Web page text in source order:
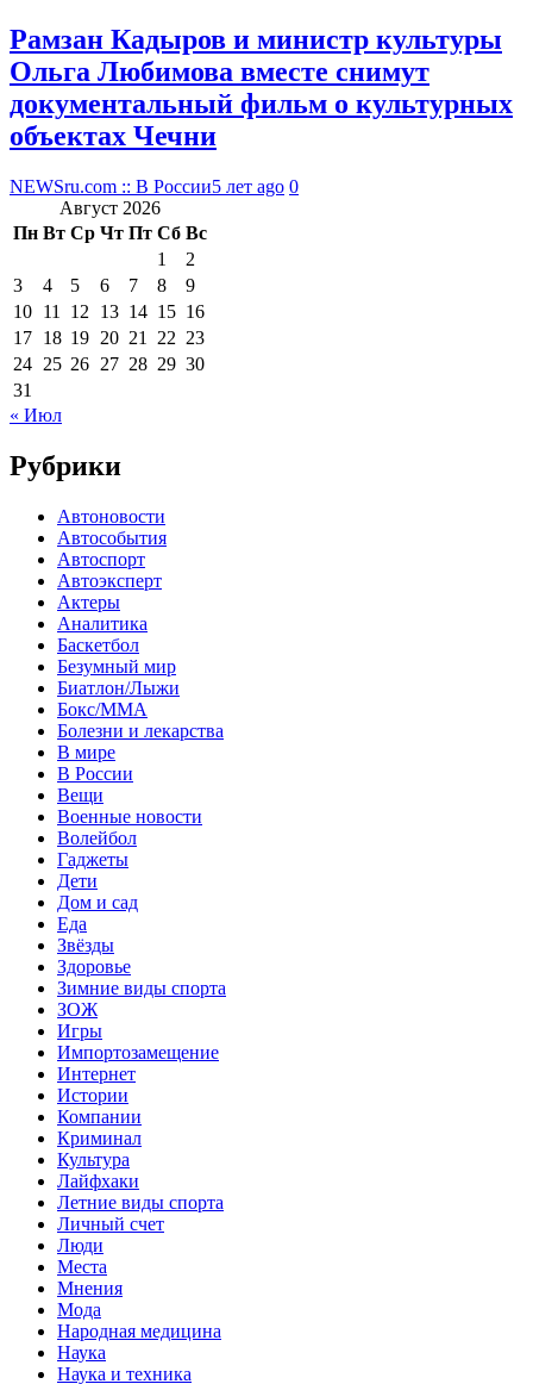
Рамзан Кадыров и министр культуры
Ольга Любимова вместе снимут
документальный фильм о культурных
объектах Чечни
NEWSru.com :: В России5 лет ago 0
Август 2026
Пн Вт Ср Чт Пт Сб Вс
1
2
3
4 5 6 7 8
9
10 11 12 13 14 15 16
17 18 19 20 21 22 23
24 25 26 27 28 29 30
31
« Июл
Рубрики
Автоновости
Автособытия
Автоспорт
Автоэксперт
Актеры
Аналитика
Баскетбол
Безумный мир
Биатлон/Лыжи
Бокс/MMA
Болезни и лекарства
В мире
В России
Вещи
Военные новости
Волейбол
Гаджеты
Дети
Дом и сад
Еда
Звёзды
Здоровье
Зимние виды спорта
ЗОЖ
Игры
Импортозамещение
Интернет
Истории
Компании
Криминал
Культура
Лайфхаки
Летние виды спорта
Личный счет
Люди
Места
Мнения
Мода
Народная медицина
Наука
Наука и техника